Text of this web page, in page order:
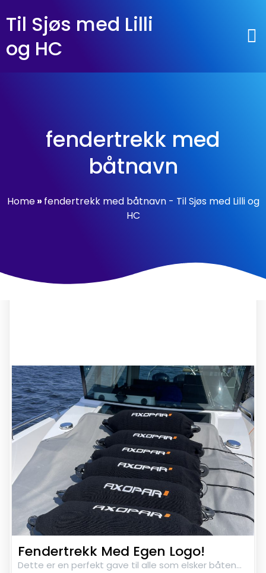
Til Sjøs med Lilli
og HC
fendertrekk med
båtnavn
Home» fendertrekk med båtnavn - Til Sjøs med Lilli og
HC
Fendertrekk Med Egen Logo!
Dette er en perfekt gave til alle som elsker båten…